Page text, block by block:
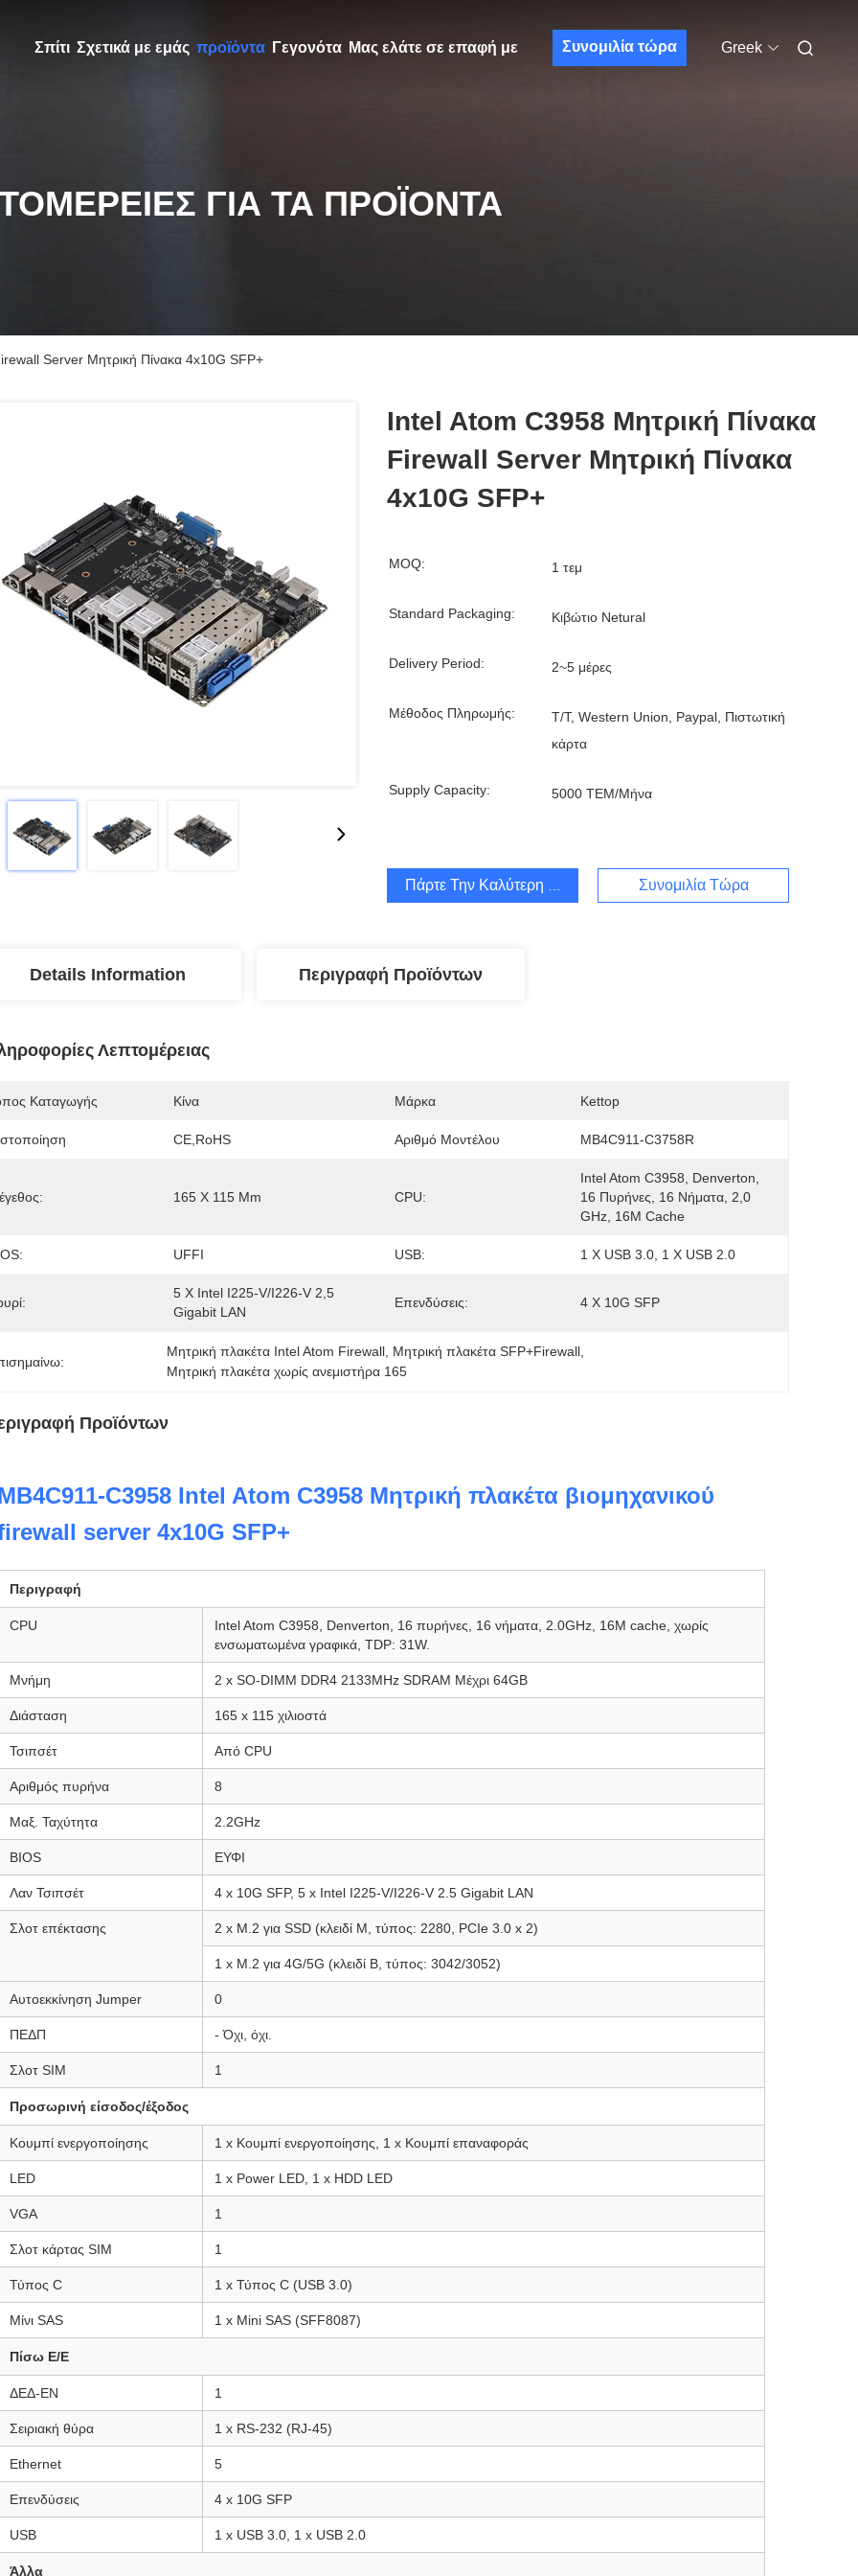
Σπίτι Σχετικά με εμάς προϊόντα Γεγονότα Μας ελάτε σε επαφή με Συνομιλία τώρα Greek
ΓΙΑ ΤΑ ΠΡΟΪΌΝΤΑ
Server Μητρική Πίνακα 4x10G SFP+
Intel Atom C3958 Μητρική Πίνακα
Firewall Server Μητρική Πίνακα
4x10G SFP+
MOQ: 1 τεμ
Standard Packaging: Κιβώτιο Netural
Delivery Period: 2~5 μέρες
Μέθοδος Πληρωμής:
T/T, Western Union, Paypal, Πιστωτική
κάρτα
Supply Capacity: 5000 ΤΕΜ/Μήνα
Πάρτε Την Καλύτερη Τιμή Συνομιλία Τώρα
Details Information Περιγραφή Προϊόντων
Λεπτομέρειας
Καταγωγής Κίνα Μάρκα Kettop
CE,RoHS Αριθμό Μοντέλου MB4C911-C3758R
165 X 115 Mm CPU:
Intel Atom C3958, Denverton,
16 Πυρήνες, 16 Νήματα, 2,0
GHz, 16M Cache
UFFI USB: 1 X USB 3.0, 1 X USB 2.0
5 X Intel I225-V/I226-V 2,5
Gigabit LAN
Επενδύσεις: 4 X 10G SFP
Μητρική πλακέτα Intel Atom Firewall Μητρική πλακέτα SFP+Firewall
Μητρική πλακέτα χωρίς ανεμιστήρα 165
Προϊόντων
C3958 Intel Atom C3958 Μητρική πλακέτα βιομηχανικού
server 4x10G SFP+
Περιγραφή
CPU
Intel Atom C3958, Denverton, 16 πυρήνες, 16 νήματα, 2.0GHz, 16M cache, χωρίς
ενσωματωμένα γραφικά, TDP: 31W.
Μνήμη 2 x SO-DIMM DDR4 2133MHz SDRAM Μέχρι 64GB
Διάσταση 165 x 115 χιλιοστά
Τσιπσέτ Από CPU
Αριθμός πυρήνα 8
Μαξ. Ταχύτητα 2.2GHz
BIOS ΕΥΦΙ
Λαν Τσιπσέτ 4 x 10G SFP, 5 x Intel I225-V/I226-V 2.5 Gigabit LAN
Σλοτ επέκτασης 2 x M.2 για SSD (κλειδί M, τύπος: 2280, PCIe 3.0 x 2)
1 x M.2 για 4G/5G (κλειδί B, τύπος: 3042/3052)
Αυτοεκκίνηση Jumper 0
ΠΕΔΠ - Όχι, όχι.
Σλοτ SIM 1
Προσωρινή είσοδος/έξοδος
Κουμπί ενεργοποίησης 1 x Κουμπί ενεργοποίησης, 1 x Κουμπί επαναφοράς
LED 1 x Power LED, 1 x HDD LED
VGA 1
Σλοτ κάρτας SIM 1
Τύπος C 1 x Τύπος C (USB 3.0)
Μίνι SAS 1 x Mini SAS (SFF8087)
Πίσω Ε/Ε
ΔΕΔ-ΕΝ 1
Σειριακή θύρα 1 x RS-232 (RJ-45)
Ethernet 5
Επενδύσεις 4 x 10G SFP
USB 1 x USB 3.0, 1 x USB 2.0
Άλλα